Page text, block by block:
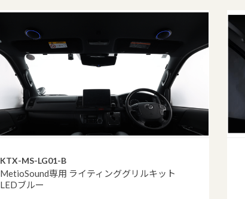
KTX-MS-LG01-B
MetioSound専用 ライティンググリルキット
LEDブルー